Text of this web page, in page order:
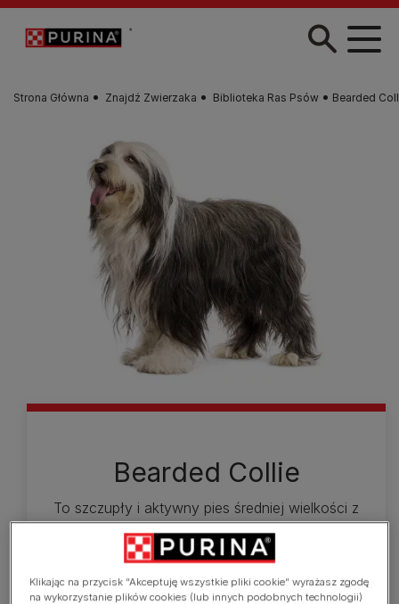
Przejdź do treści
Strona Główna Znajdź Zwierzaka Biblioteka Ras Psów Bearded
Bearded Collie
To szczupły i aktywny pies średniej wielkości z
długą, szorstką, kudłatą okrywą włosową z
naturalnym przedziałkiem. Umaszczenie jest
piaskowo-szare, we wszystkich odcieniach
Klikając na przycisk “Akceptuję wszystkie pliki cookie” wyrażasz zgodę
na wykorzystanie plików cookies (lub innych podobnych technologii)